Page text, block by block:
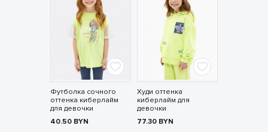
Футболка сочного
оттенка киберлайм
для девочки
40.50 BYN
Худи оттенка
киберлайм для
девочки
77.30 BYN